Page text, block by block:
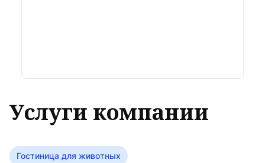
Услуги компании
Гостиница для животных